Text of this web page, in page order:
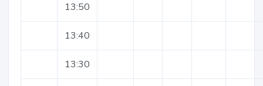
13:50
13:40
13:30